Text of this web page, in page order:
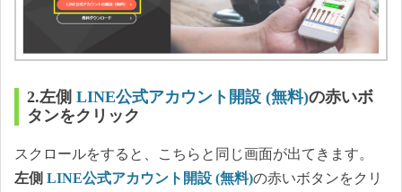
2.左側 LINE公式アカウント開設 (無料)の赤いボ
タンをクリック
スクロールをすると、こちらと同じ画面が出てきます。
左側 LINE公式アカウント開設 (無料)の赤いボタンをクリ